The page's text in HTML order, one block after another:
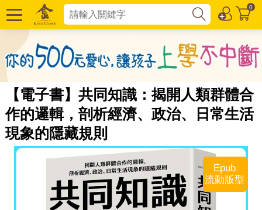
0
【電子書】共同知識：揭開人類群體合
作的邏輯，剖析經濟、政治、日常生活
現象的隱藏規則
Epub
流動版型